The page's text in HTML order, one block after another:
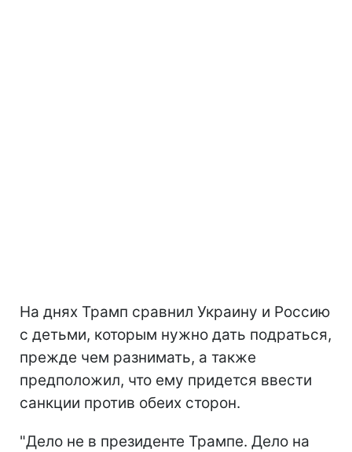
На днях Трамп сравнил Украину и Россию
с детьми, которым нужно дать подраться,
прежде чем разнимать, а также
предположил, что ему придется ввести
санкции против обеих сторон.
"Дело не в президенте Трампе. Дело на